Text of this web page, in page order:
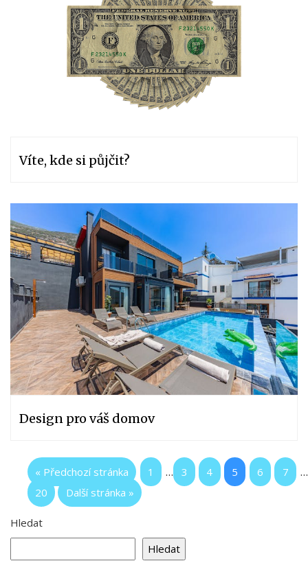
Víte, kde si půjčit?
Design pro váš domov
« Předchozí stránka 1 ... 3 4 5 6 7 ...
20 Další stránka »
Hledat
Hledat